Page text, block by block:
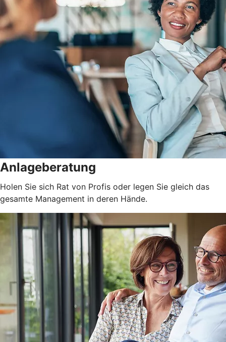
Anlageberatung
Holen Sie sich Rat von Profis oder legen Sie gleich das
gesamte Management in deren Hände.